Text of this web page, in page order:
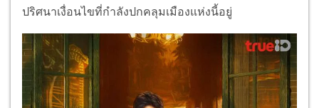
ปริศนาเงื่อนไขที่กำลังปกคลุมเมืองแห่งนี้อยู่